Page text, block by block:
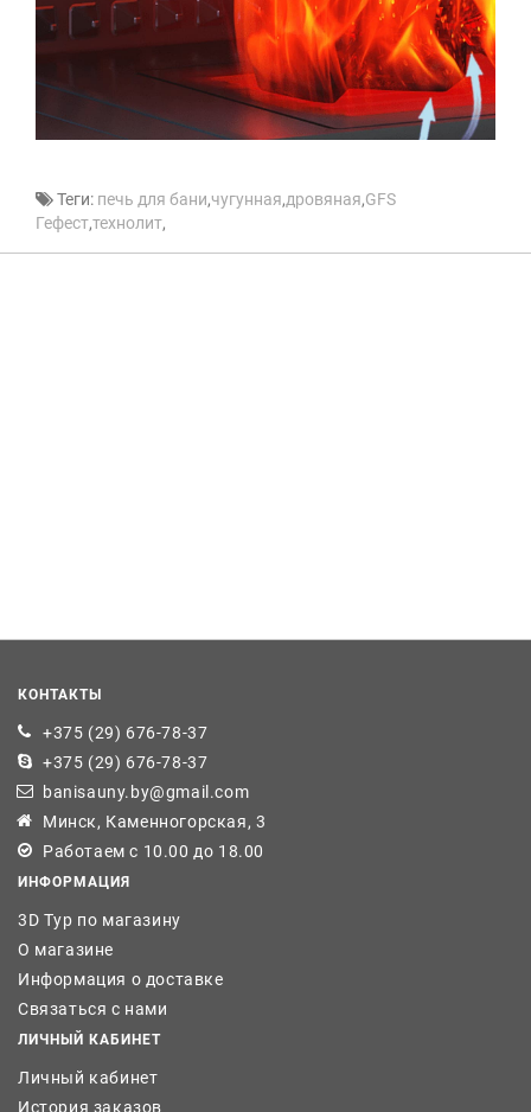
Теги: печь для бани,чугунная,дровяная,GFS
Гефест,технолит,
КОНТАКТЫ
+375 (29) 676-78-37
+375 (29) 676-78-37
banisauny.by@gmail.com
Минск, Каменногорская, 3
Работаем с 10.00 до 18.00
ИНФОРМАЦИЯ
3D Тур по магазину
О магазине
Информация о доставке
Связаться с нами
ЛИЧНЫЙ КАБИНЕТ
Личный кабинет
История заказов